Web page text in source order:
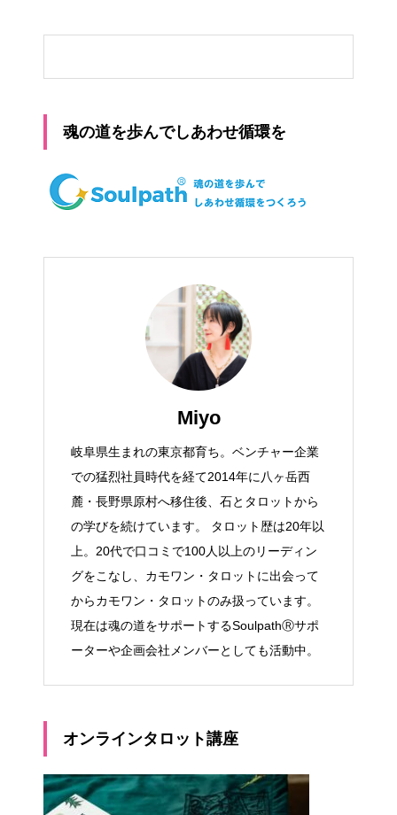
魂の道を歩んでしあわせ循環を
Miyo
岐阜県生まれの東京都育ち。ベンチャー企業
での猛烈社員時代を経て2014年に八ヶ岳西
麓・長野県原村へ移住後、石とタロットから
の学びを続けています。 タロット歴は20年以
上。20代で口コミで100人以上のリーディン
グをこなし、カモワン・タロットに出会って
からカモワン・タロットのみ扱っています。
現在は魂の道をサポートするSoulpathⓇサポ
ーターや企画会社メンバーとしても活動中。
オンラインタロット講座